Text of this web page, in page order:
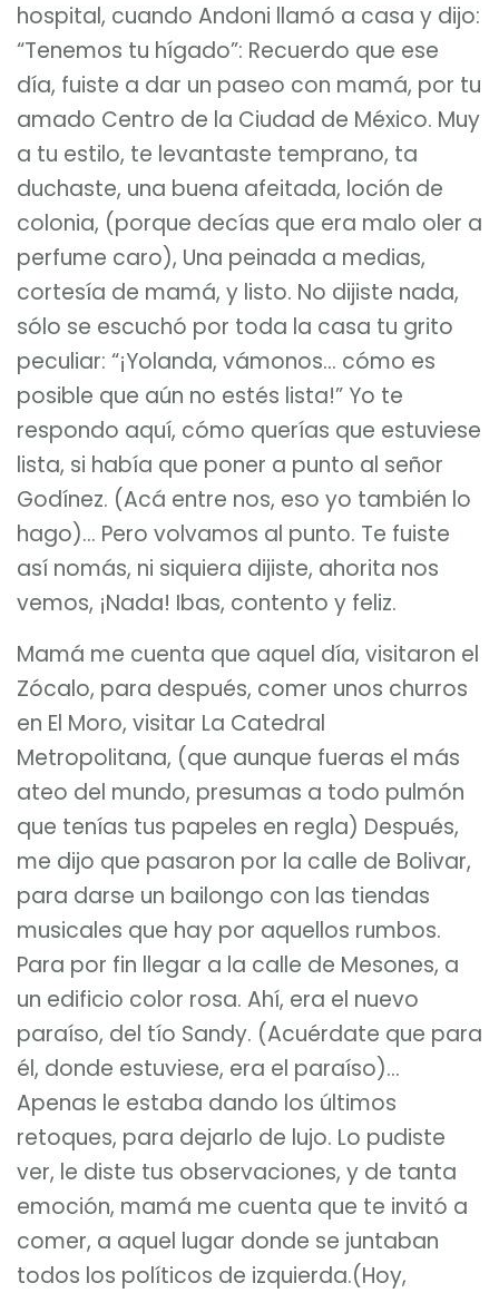
hospital, cuando Andoni llamó a casa y dijo:
“Tenemos tu hígado”: Recuerdo que ese
día, fuiste a dar un paseo con mamá, por tu
amado Centro de la Ciudad de México. Muy
a tu estilo, te levantaste temprano, ta
duchaste, una buena afeitada, loción de
colonia, (porque decías que era malo oler a
perfume caro), Una peinada a medias,
cortesía de mamá, y listo. No dijiste nada,
sólo se escuchó por toda la casa tu grito
peculiar: “¡Yolanda, vámonos… cómo es
posible que aún no estés lista!” Yo te
respondo aquí, cómo querías que estuviese
lista, si había que poner a punto al señor
Godínez. (Acá entre nos, eso yo también lo
hago)… Pero volvamos al punto. Te fuiste
así nomás, ni siquiera dijiste, ahorita nos
vemos, ¡Nada! Ibas, contento y feliz.
Mamá me cuenta que aquel día, visitaron el
Zócalo, para después, comer unos churros
en El Moro, visitar La Catedral
Metropolitana, (que aunque fueras el más
ateo del mundo, presumas a todo pulmón
que tenías tus papeles en regla) Después,
me dijo que pasaron por la calle de Bolivar,
para darse un bailongo con las tiendas
musicales que hay por aquellos rumbos.
Para por fin llegar a la calle de Mesones, a
un edificio color rosa. Ahí, era el nuevo
paraíso, del tío Sandy. (Acuérdate que para
él, donde estuviese, era el paraíso)…
Apenas le estaba dando los últimos
retoques, para dejarlo de lujo. Lo pudiste
ver, le diste tus observaciones, y de tanta
emoción, mamá me cuenta que te invitó a
comer, a aquel lugar donde se juntaban
todos los políticos de izquierda.(Hoy,